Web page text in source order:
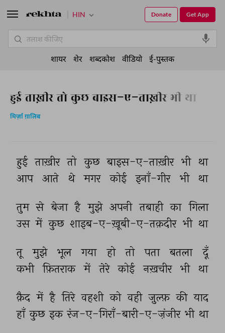
हुई ताख़ीर तो कुछ बाइस-ए-ताख़ीर भी था
मिर्ज़ा ग़ालिब
हुई ताख़ीर तो कुछ बाइस-ए-ताख़ीर भी था
आप
आते थे मगर कोई इनाँ-गीर भी था
तुम से बेजा है मुझे अपनी तबाही का गिला
उस में कुछ शाइब-ए-ख़ूबी-ए-तक़दीर भी था
तू मुझे भूल गया हो तो पता बतला
दूँ
कभी फ़ितराक में तेरे कोई नख़चीर भी था
क़ैद में है तिरे वहशी को वही ज़ुल्फ़ की याद
हाँ कुछ इक रंज-ए-गिराँ-बारी-ए-ज़ंजीर भी था
HIN Get App
Donate
शायर शेर शब्दकोश वीडियो ई-पुस्तक